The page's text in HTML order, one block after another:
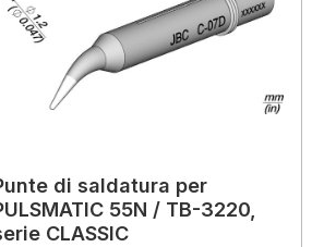
di saldatura per
55N / TB-3220,
CLASSIC